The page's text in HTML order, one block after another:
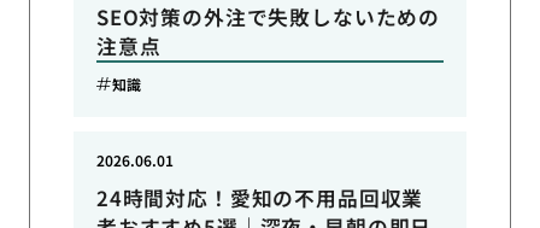
SEO対策の外注で失敗しないための
注意点
知識
24時間対応！愛知の不用品回収業
2026.06.01